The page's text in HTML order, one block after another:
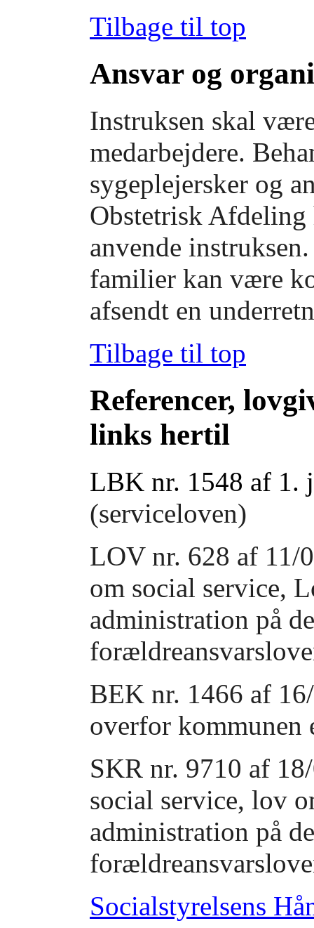
Tilbage til top
Ansvar og
Instruksen skal
medarbejdere.
sygeplejersker og
Obstetrisk Afdeling
anvende
familier kan være
afsendt en
Tilbage til top
Referencer,
links hertil
LBK nr. 1548 af 1.
(serviceloven)
LOV nr. 628 af
om social service,
administration på
BEK nr. 1466 af
overfor kommunen
SKR nr. 9710 af
social service, lov
administration på
Socialstyrelsens